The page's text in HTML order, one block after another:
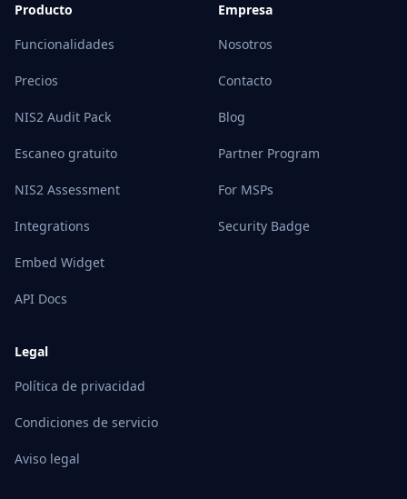
Producto
Funcionalidades
Precios
NIS2 Audit Pack
Escaneo gratuito
NIS2 Assessment
Integrations
Embed Widget
API Docs
Empresa
Nosotros
Contacto
Blog
Partner Program
For MSPs
Security Badge
Legal
Política de privacidad
Condiciones de servicio
Aviso legal